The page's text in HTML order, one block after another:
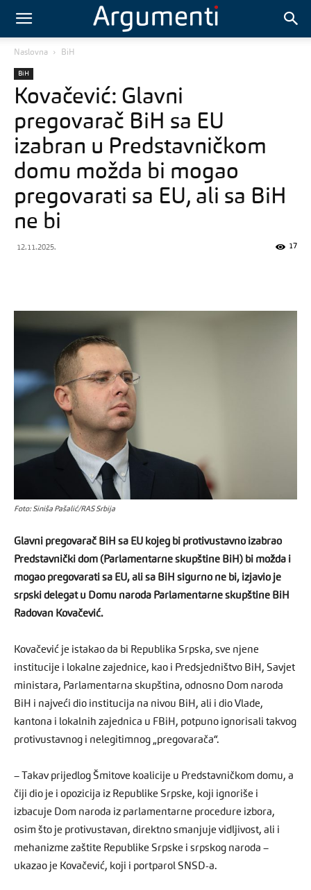
Naslovna BiH
BiH
Kovačević: Glavni
pregovarač BiH sa EU
izabran u Predstavničkom
domu možda bi mogao
pregovarati sa EU, ali sa BiH
ne bi
12.11.2025. 17
Foto: Siniša Pašalić/RAS Srbija
Glavni pregovarač BiH sa EU kojeg bi protivustavno izabrao
Predstavnički dom (Parlamentarne skupštine BiH) bi možda i
mogao pregovarati sa EU, ali sa BiH sigurno ne bi, izjavio je
srpski delegat u Domu naroda Parlamentarne skupštine BiH
Radovan Kovačević.
Kovačević je istakao da bi Republika Srpska, sve njene
institucije i lokalne zajednice, kao i Predsjedništvo BiH, Savjet
ministara, Parlamentarna skupština, odnosno Dom naroda
BiH i najveći dio institucija na nivou BiH, ali i dio Vlade,
kantona i lokalnih zajednica u FBiH, potpuno ignorisali takvog
protivustavnog i nelegitimnog „pregovarača“.
– Takav prijedlog Šmitove koalicije u Predstavničkom domu, a
čiji dio je i opozicija iz Republike Srpske, koji ignoriše i
izbacuje Dom naroda iz parlamentarne procedure izbora,
osim što je protivustavan, direktno smanjuje vidljivost, ali i
mehanizme zaštite Republike Srpske i srpskog naroda –
ukazao je Kovačević, koji i portparol SNSD-a.